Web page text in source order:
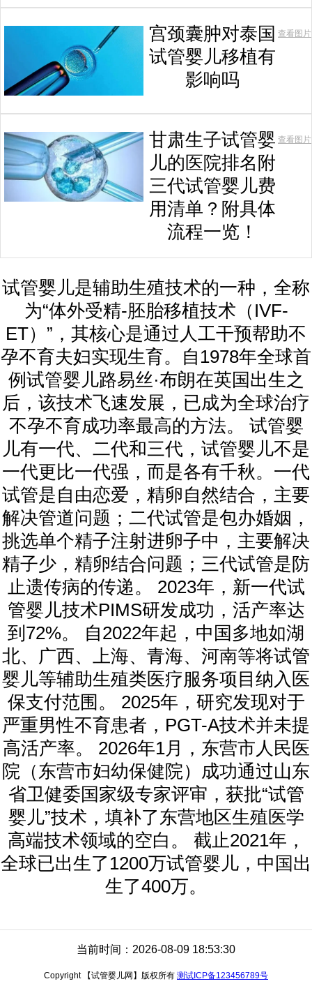
宫颈囊肿对泰国
试管婴儿移植有
影响吗
查看图片
甘肃生子试管婴
儿的医院排名附
三代试管婴儿费
用清单？附具体
流程一览！
查看图片
试管婴儿是辅助生殖技术的一种，全称
为“体外受精-胚胎移植技术（IVF-
ET）”，其核心是通过人工干预帮助不
孕不育夫妇实现生育。自1978年全球首
例试管婴儿路易丝·布朗在英国出生之
后，该技术飞速发展，已成为全球治疗
不孕不育成功率最高的方法。 试管婴
儿有一代、二代和三代，试管婴儿不是
一代更比一代强，而是各有千秋。一代
试管是自由恋爱，精卵自然结合，主要
解决管道问题；二代试管是包办婚姻，
挑选单个精子注射进卵子中，主要解决
精子少，精卵结合问题；三代试管是防
止遗传病的传递。 2023年，新一代试
管婴儿技术PIMS研发成功，活产率达
到72%。 自2022年起，中国多地如湖
北、广西、上海、青海、河南等将试管
婴儿等辅助生殖类医疗服务项目纳入医
保支付范围。 2025年，研究发现对于
严重男性不育患者，PGT-A技术并未提
高活产率。 2026年1月，东营市人民医
院（东营市妇幼保健院）成功通过山东
省卫健委国家级专家评审，获批“试管
婴儿”技术，填补了东营地区生殖医学
高端技术领域的空白。 截止2021年，
全球已出生了1200万试管婴儿，中国出
生了400万。
当前时间：2026-08-09 18:53:30
Copyright 【试管婴儿网】版权所有 测试ICP备123456789号